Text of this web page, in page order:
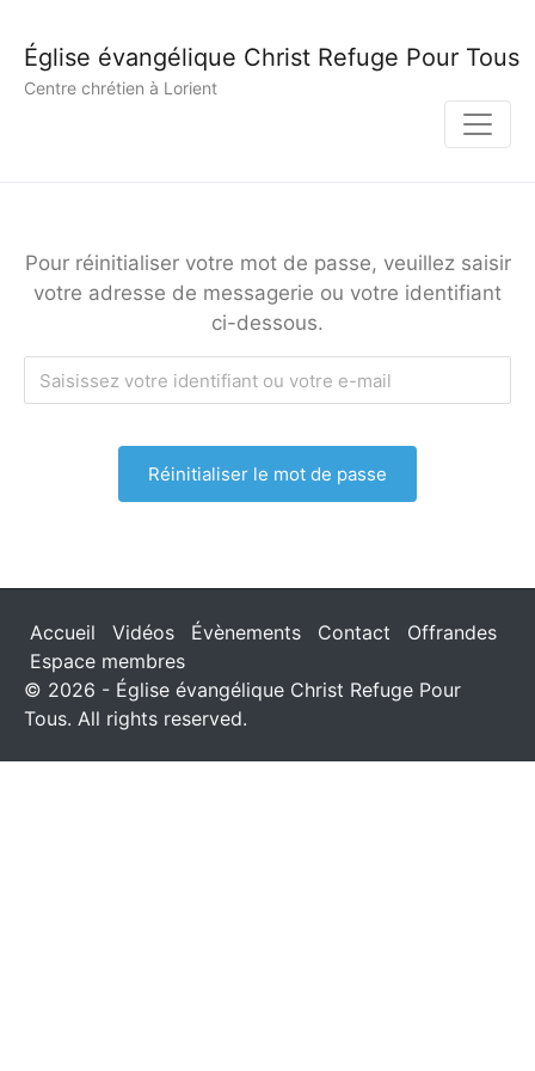
Église évangélique Christ Refuge Pour Tous
Centre chrétien à Lorient
Pour réinitialiser votre mot de passe, veuillez saisir
votre adresse de messagerie ou votre identifiant
ci-dessous.
Accueil Vidéos Évènements Contact
Offrandes
Espace membres
© 2026 - Église évangélique Christ Refuge Pour
Tous. All rights reserved.